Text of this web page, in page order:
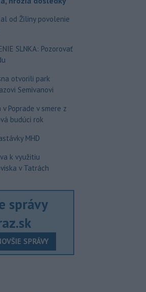
od Žiliny povolenie
SLNKA: Pozorovať
otvorili park
Semivanovi
Poprade v smere z
budúci rok
MHD
k využitiu
v Tatrách
správy
SPRÁVY